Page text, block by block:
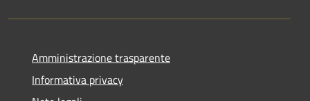
Amministrazione trasparente
Informativa privacy